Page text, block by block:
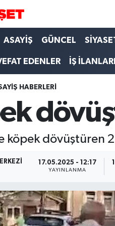
ASAYİŞ GÜNCEL
EDENLER İŞ İLANLARI
HABERLERİ
köpek dövüştüren
17.05.2025 - 12:17
YAYINLANMA
ve Fikstür